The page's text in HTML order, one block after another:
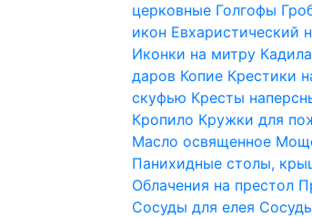
церковные Голгофы
икон Евхаристический
Иконки на митру Кадила
даров Копие Крестики
скуфью Кресты
Кропило Кружки для
Масло освященное
Панихидные столы,
Облачения на престол
Сосуды для елея